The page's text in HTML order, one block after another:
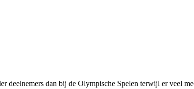
deelnemers dan bij de Olympische Spelen terwijl er veel